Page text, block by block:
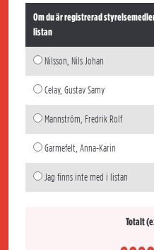
Om du är registrerad
listan
Nilsson, Nils Johan
Celay, Gustav Samy
Mannström, Fredrik Rolf
Garmefelt, Anna-Karin
Jag finns inte med i listan
Totalt